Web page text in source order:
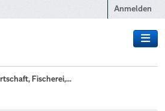
Anmelden
Fischerei,...